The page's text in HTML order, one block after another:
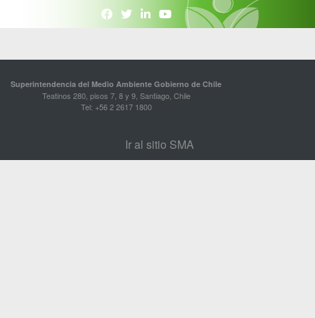
Superintendencia del Medio Ambiente Gobierno de Chile
Teatinos 280, pisos 7, 8 y 9, Santiago, Chile
Tel: +56 2 2617 1800
Ir al sitio SMA